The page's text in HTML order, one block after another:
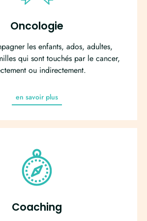
Oncologie
les enfants, ados, adultes,
qui sont touchés par le cancer,
ou indirectement.
en savoir plus
Coaching